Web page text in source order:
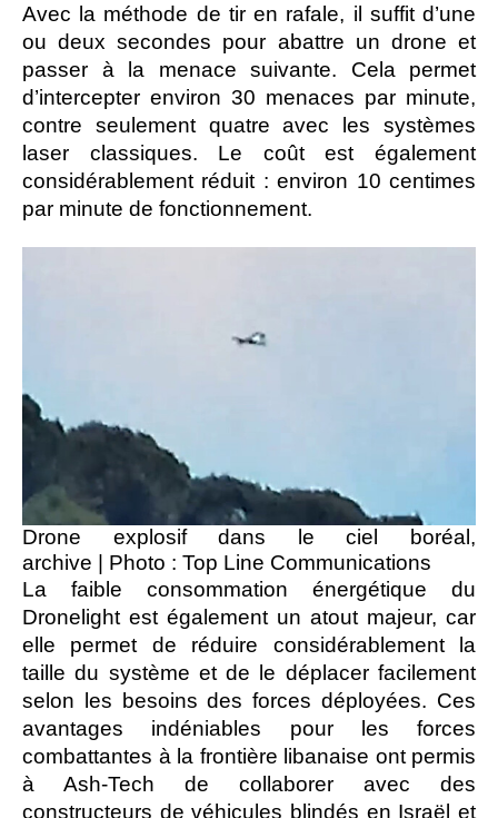
Avec la méthode de tir en rafale, il suffit d’une
ou deux secondes pour abattre un drone et
passer à la menace suivante. Cela permet
d’intercepter environ 30 menaces par minute,
contre seulement quatre avec les systèmes
laser classiques. Le coût est également
considérablement réduit : environ 10 centimes
par minute de fonctionnement.
Drone explosif dans le ciel boréal,
archive
Photo : Top Line Communications
La faible consommation énergétique du
Dronelight est également un atout majeur, car
elle permet de réduire considérablement la
taille du système et de le déplacer facilement
selon les besoins des forces déployées. Ces
avantages indéniables pour les forces
combattantes à la frontière libanaise ont permis
à Ash-Tech de collaborer avec des
constructeurs de véhicules blindés en Israël et